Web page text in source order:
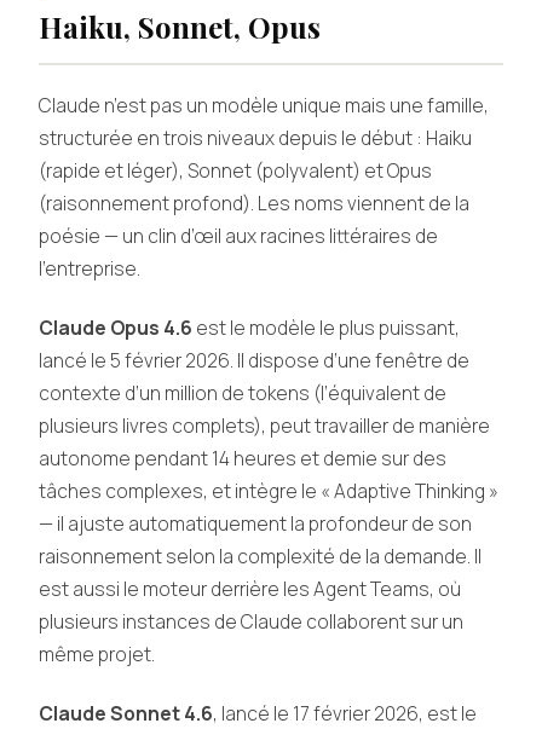
Haiku, Sonnet, Opus
Claude n’est pas un modèle unique mais une famille,
structurée en trois niveaux depuis le début : Haiku
(rapide et léger), Sonnet (polyvalent) et Opus
(raisonnement profond). Les noms viennent de la
poésie — un clin d’œil aux racines littéraires de
l’entreprise.
Claude Opus 4.6 est le modèle le plus puissant,
lancé le 5 février 2026. Il dispose d’une fenêtre de
contexte d’un million de tokens (l’équivalent de
plusieurs livres complets), peut travailler de manière
autonome pendant 14 heures et demie sur des
tâches complexes, et intègre le « Adaptive Thinking »
— il ajuste automatiquement la profondeur de son
raisonnement selon la complexité de la demande. Il
est aussi le moteur derrière les Agent Teams, où
plusieurs instances de Claude collaborent sur un
même projet.
Claude Sonnet 4.6, lancé le 17 février 2026, est le